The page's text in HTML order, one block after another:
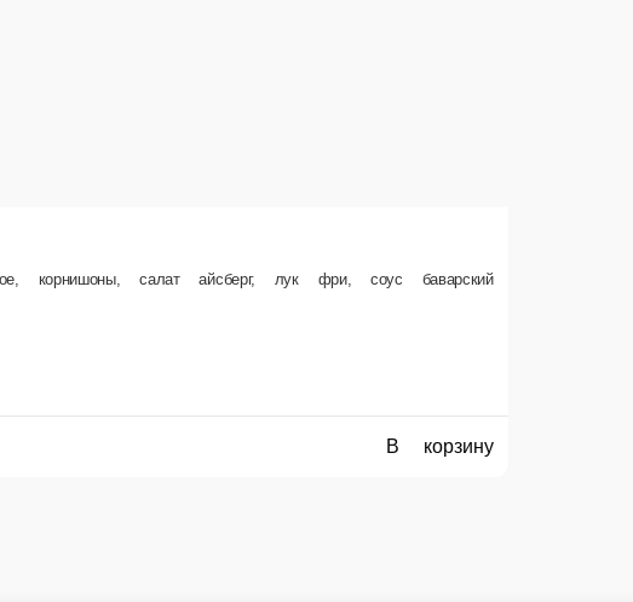
корнишоны, салат айсберг, лук фри, соус баварский